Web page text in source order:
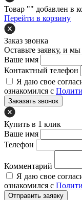
Товар "" добавлен в
Перейти в корзину
Заказ звонка
Оставьте заявку, и
Ваше имя
Контактный телефон
Я даю свое
ознакомился с
Заказать звонок
Купить в 1 клик
Ваше имя
Телефон
Комментарий
Я даю свое
ознакомился с
Отправить заявку